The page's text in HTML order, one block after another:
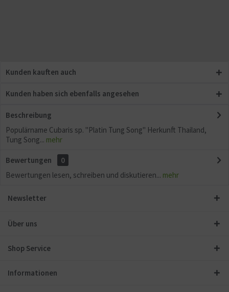
Kunden kauften auch
Kunden haben sich ebenfalls angesehen
Beschreibung
Populärname Cubaris sp. "Platin Tung Song" Herkunft Thailand,
Tung Song... mehr
Bewertungen
0
Bewertungen lesen, schreiben und diskutieren... mehr
Newsletter
Über uns
Shop Service
Informationen